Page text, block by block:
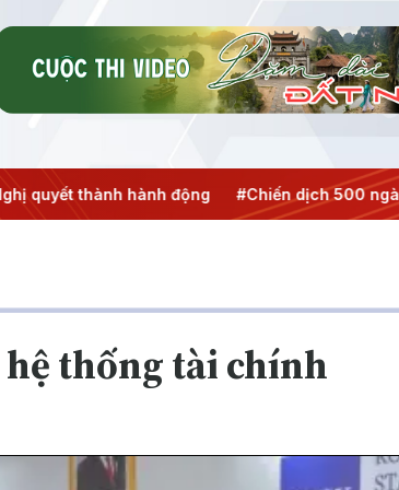
thành hành động #Chiến dịch 500 ngày đêm
thống tài chính